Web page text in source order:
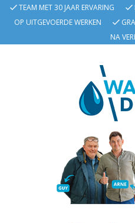
TEAM MET 30 JAAR ERVARING
OP UITGEVOERDE WERKEN
NA